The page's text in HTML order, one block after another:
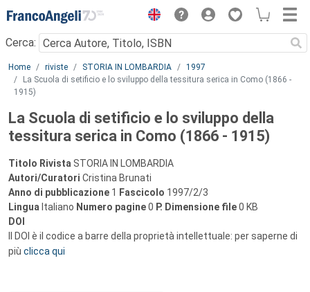
Menu
Cerca:
Main content
Home riviste STORIA IN LOMBARDIA
1997
La Scuola di setificio e lo sviluppo della tessitura serica in Como (1866 -
1915)
La Scuola di setificio e lo sviluppo della
tessitura serica in Como (1866 - 1915)
Titolo Rivista STORIA IN LOMBARDIA
Autori/Curatori Cristina Brunati
Anno di pubblicazione 1 Fascicolo 1997/2/3
Lingua Italiano Numero pagine0 P. Dimensione file0 KB
DOI
Il DOI è il codice a barre della proprietà intellettuale: per saperne di
più clicca qui